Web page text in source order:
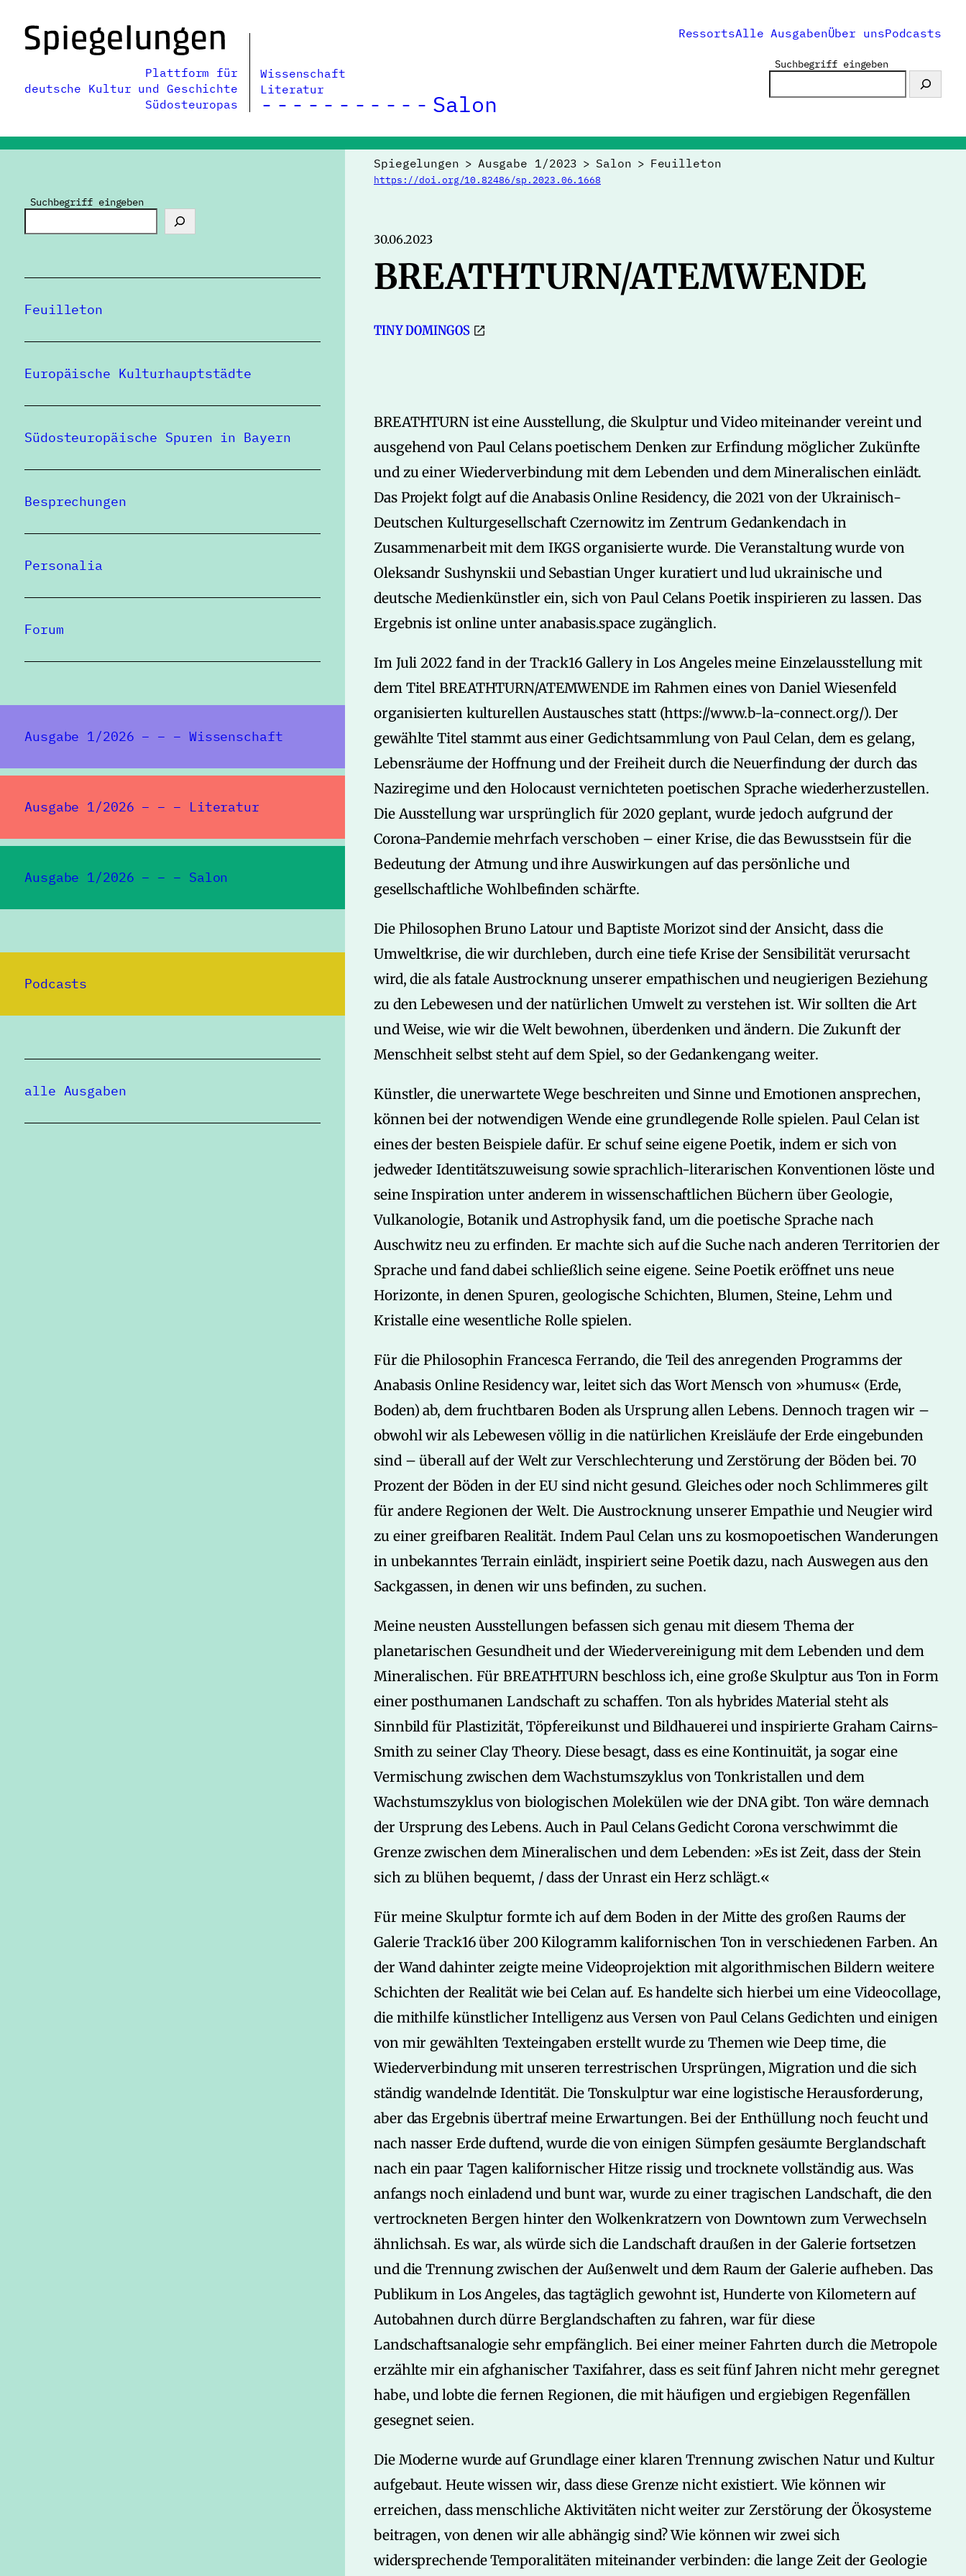
Inhalt
springen
Plattform für
deutsche Kultur und Geschichte
Südosteuropas
Wissenschaft
Literatur
Salon
RessortsAlle AusgabenÜber unsPodcasts
Suchbegriff eingeben
Suchbegriff eingeben
Feuilleton
Europäische Kulturhauptstädte
Südosteuropäische Spuren in Bayern
Besprechungen
Personalia
Forum
Ausgabe 1/2026 – – – Wissenschaft
Ausgabe 1/2026 – – – Literatur
Ausgabe 1/2026 – – – Salon
Podcasts
alle Ausgaben
Spiegelungen > Ausgabe 1/2023 > Salon > Feuilleton
https://doi.org/10.82486/sp.2023.06.1668
30.06.2023
BREATHTURN/ATEMWENDE
TINY DOMINGOS
BREATHTURN ist eine Ausstellung, die Skulptur und Video miteinander vereint und
ausgehend von Paul Celans poetischem Denken zur Erfindung möglicher Zukünfte
und zu einer Wiederverbindung mit dem Lebenden und dem Mineralischen einlädt.
Das Projekt folgt auf die Anabasis Online Residency, die 2021 von der Ukrainisch-
Deutschen Kulturgesellschaft Czernowitz im Zentrum Gedankendach in
Zusammenarbeit mit dem IKGS organisierte wurde. Die Veranstaltung wurde von
Oleksandr Sushynskii und Sebastian Unger kuratiert und lud ukrainische und
deutsche Medienkünstler ein, sich von Paul Celans Poetik inspirieren zu lassen. Das
Ergebnis ist online unter anabasis.space zugänglich.
Im Juli 2022 fand in der Track16 Gallery in Los Angeles meine Einzelausstellung mit
dem Titel BREATHTURN/ATEMWENDE im Rahmen eines von Daniel Wiesenfeld
organisierten kulturellen Austausches statt (https://www.b-la-connect.org/). Der
gewählte Titel stammt aus einer Gedichtsammlung von Paul Celan, dem es gelang,
Lebensräume der Hoffnung und der Freiheit durch die Neuerfindung der durch das
Naziregime und den Holocaust vernichteten poetischen Sprache wiederherzustellen.
Die Ausstellung war ursprünglich für 2020 geplant, wurde jedoch aufgrund der
Corona-Pandemie mehrfach verschoben – einer Krise, die das Bewusstsein für die
Bedeutung der Atmung und ihre Auswirkungen auf das persönliche und
gesellschaftliche Wohlbefinden schärfte.
Die Philosophen Bruno Latour und Baptiste Morizot sind der Ansicht, dass die
Umweltkrise, die wir durchleben, durch eine tiefe Krise der Sensibilität verursacht
wird, die als fatale Austrocknung unserer empathischen und neugierigen Beziehung
zu den Lebewesen und der natürlichen Umwelt zu verstehen ist. Wir sollten die Art
und Weise, wie wir die Welt bewohnen, überdenken und ändern. Die Zukunft der
Menschheit selbst steht auf dem Spiel, so der Gedankengang weiter.
Künstler, die unerwartete Wege beschreiten und Sinne und Emotionen ansprechen,
können bei der notwendigen Wende eine grundlegende Rolle spielen. Paul Celan ist
eines der besten Beispiele dafür. Er schuf seine eigene Poetik, indem er sich von
jedweder Identitätszuweisung sowie sprachlich-literarischen Konventionen löste und
seine Inspiration unter anderem in wissenschaftlichen Büchern über Geologie,
Vulkanologie, Botanik und Astrophysik fand, um die poetische Sprache nach
Auschwitz neu zu erfinden. Er machte sich auf die Suche nach anderen Territorien der
Sprache und fand dabei schließlich seine eigene. Seine Poetik eröffnet uns neue
Horizonte, in denen Spuren, geologische Schichten, Blumen, Steine, Lehm und
Kristalle eine wesentliche Rolle spielen.
Für die Philosophin Francesca Ferrando, die Teil des anregenden Programms der
Anabasis Online Residency war, leitet sich das Wort Mensch von »humus« (Erde,
Boden) ab, dem fruchtbaren Boden als Ursprung allen Lebens. Dennoch tragen wir –
obwohl wir als Lebewesen völlig in die natürlichen Kreisläufe der Erde eingebunden
sind – überall auf der Welt zur Verschlechterung und Zerstörung der Böden bei. 70
Prozent der Böden in der EU sind nicht gesund. Gleiches oder noch Schlimmeres gilt
für andere Regionen der Welt. Die Austrocknung unserer Empathie und Neugier wird
zu einer greifbaren Realität. Indem Paul Celan uns zu kosmopoetischen Wanderungen
in unbekanntes Terrain einlädt, inspiriert seine Poetik dazu, nach Auswegen aus den
Sackgassen, in denen wir uns befinden, zu suchen.
Meine neusten Ausstellungen befassen sich genau mit diesem Thema der
planetarischen Gesundheit und der Wiedervereinigung mit dem Lebenden und dem
Mineralischen. Für BREATHTURN beschloss ich, eine große Skulptur aus Ton in Form
einer posthumanen Landschaft zu schaffen. Ton als hybrides Material steht als
Sinnbild für Plastizität, Töpfereikunst und Bildhauerei und inspirierte Graham Cairns-
Smith zu seiner Clay Theory. Diese besagt, dass es eine Kontinuität, ja sogar eine
Vermischung zwischen dem Wachstumszyklus von Tonkristallen und dem
Wachstumszyklus von biologischen Molekülen wie der DNA gibt. Ton wäre demnach
der Ursprung des Lebens. Auch in Paul Celans Gedicht Corona verschwimmt die
Grenze zwischen dem Mineralischen und dem Lebenden: »Es ist Zeit, dass der Stein
sich zu blühen bequemt, / dass der Unrast ein Herz schlägt.«
Für meine Skulptur formte ich auf dem Boden in der Mitte des großen Raums der
Galerie Track16 über 200 Kilogramm kalifornischen Ton in verschiedenen Farben. An
der Wand dahinter zeigte meine Videoprojektion mit algorithmischen Bildern weitere
Schichten der Realität wie bei Celan auf. Es handelte sich hierbei um eine Videocollage,
die mithilfe künstlicher Intelligenz aus Versen von Paul Celans Gedichten und einigen
von mir gewählten Texteingaben erstellt wurde zu Themen wie Deep time, die
Wiederverbindung mit unseren terrestrischen Ursprüngen, Migration und die sich
ständig wandelnde Identität. Die Tonskulptur war eine logistische Herausforderung,
aber das Ergebnis übertraf meine Erwartungen. Bei der Enthüllung noch feucht und
nach nasser Erde duftend, wurde die von einigen Sümpfen gesäumte Berglandschaft
nach ein paar Tagen kalifornischer Hitze rissig und trocknete vollständig aus. Was
anfangs noch einladend und bunt war, wurde zu einer tragischen Landschaft, die den
vertrockneten Bergen hinter den Wolkenkratzern von Downtown zum Verwechseln
ähnlichsah. Es war, als würde sich die Landschaft draußen in der Galerie fortsetzen
und die Trennung zwischen der Außenwelt und dem Raum der Galerie aufheben. Das
Publikum in Los Angeles, das tagtäglich gewohnt ist, Hunderte von Kilometern auf
Autobahnen durch dürre Berglandschaften zu fahren, war für diese
Landschaftsanalogie sehr empfänglich. Bei einer meiner Fahrten durch die Metropole
erzählte mir ein afghanischer Taxifahrer, dass es seit fünf Jahren nicht mehr geregnet
habe, und lobte die fernen Regionen, die mit häufigen und ergiebigen Regenfällen
gesegnet seien.
Die Moderne wurde auf Grundlage einer klaren Trennung zwischen Natur und Kultur
aufgebaut. Heute wissen wir, dass diese Grenze nicht existiert. Wie können wir
erreichen, dass menschliche Aktivitäten nicht weiter zur Zerstörung der Ökosysteme
beitragen, von denen wir alle abhängig sind? Wie können wir zwei sich
widersprechende Temporalitäten miteinander verbinden: die lange Zeit der Geologie